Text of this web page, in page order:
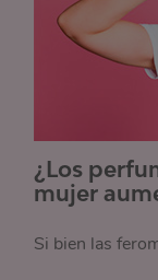
¿Los
mujer
Si bien las